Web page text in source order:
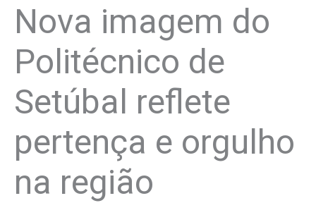
Nova imagem do
Politécnico de
Setúbal reflete
pertença e orgulho
na região